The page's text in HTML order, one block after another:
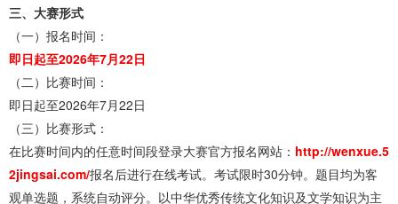
三、大赛形式
（一）报名时间：
即日起至2026年7月22日
（二）比赛时间：
即日起至2026年7月22日
（三）比赛形式：
在比赛时间内的任意时间段登录大赛官方报名网站： http://wenxue.5
2jingsai.com/报名后进行在线考试。考试限时30分钟。题目均为客
观单选题，系统自动评分。以中华优秀传统文化知识及文学知识为主